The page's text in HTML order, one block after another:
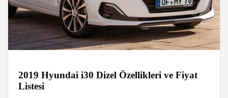
2019 Hyundai i30 Dizel Özellikleri ve Fiyat
Listesi